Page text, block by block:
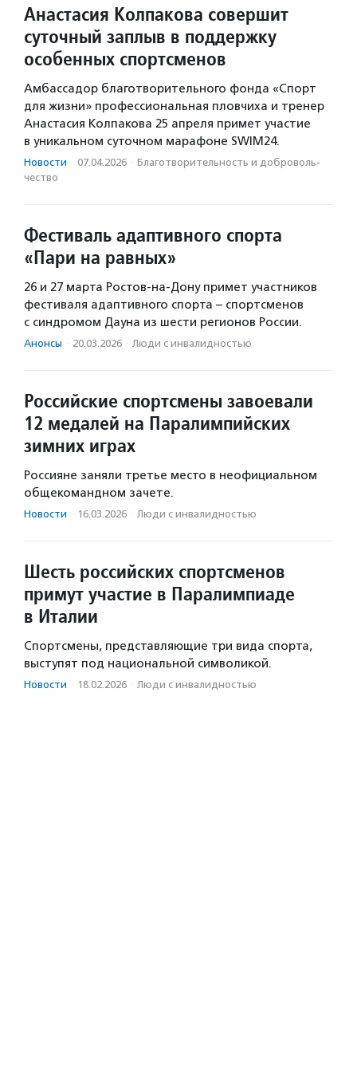
Анастасия Колпакова совершит
суточный заплыв в поддержку
особенных спортсменов
Амбассадор благотворительного фонда «Спорт
для жизни» профессиональная пловчиха и тренер
Анастасия Колпакова 25 апреля примет участие
в уникальном суточном марафоне SWIM24.
Новости · 07.04.2026 · Благотвори­тель­ность и доброволь­
чест­во
Фестиваль адаптивного спорта
«Пари на равных»
26 и 27 марта Ростов-на-Дону примет участников
фестиваля адаптивного спорта – спортсменов
с синдромом Дауна из шести регионов России.
Анонсы · 20.03.2026 · Люди с инвалидностью
Российские спортсмены завоевали
12 медалей на Паралимпийских
зимних играх
Россияне заняли третье место в неофициальном
общекомандном зачете.
Новости · 16.03.2026 · Люди с инвалидностью
Шесть российских спортсменов
примут участие в Паралимпиаде
в Италии
Спортсмены, представляющие три вида спорта,
выступят под национальной символикой.
Новости · 18.02.2026 · Люди с инвалидностью